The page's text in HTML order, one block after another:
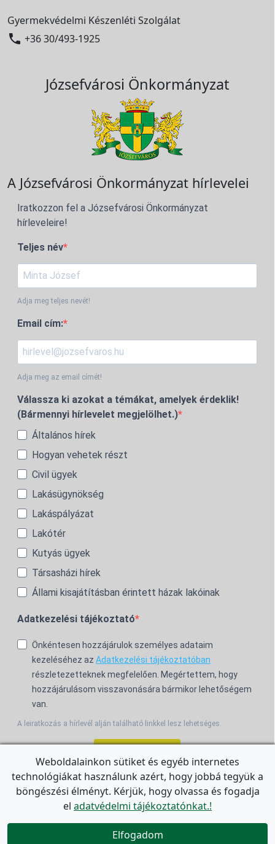
Gyermekvédelmi Készenléti Szolgálat
 +36 30/493-1925
Józsefvárosi Önkormányzat
A Józsefvárosi Önkormányzat hírlevelei
Iratkozzon fel a Józsefvárosi Önkormányzat
hírleveleire!
Teljes név
Adja meg teljes nevét!
Email cím:
Adja meg az email címét!
Válassza ki azokat a témákat, amelyek érdeklik!
(Bármennyi hírlevelet megjelölhet.)
Általános hírek
Hogyan vehetek részt
Civil ügyek
Lakásügynökség
Lakáspályázat
Lakótér
Kutyás ügyek
Társasházi hírek
Állami kisajátításban érintett házak lakóinak
Adatkezelési tájékoztató
Önkéntesen hozzájárulok személyes adataim
kezeléséhez az Adatkezelési tájékoztatóban
részletezetteknek megfelelően. Megértettem, hogy
hozzájárulásom visszavonására bármikor lehetőségem
van.
A leiratkozás a hírlevél alján található linkkel lesz lehetséges.
For the English Newsletter, clickHERE.

Weboldalainkon sütiket és egyéb internetes
technológiákat használunk azért, hogy jobbá tegyük a
böngészési élményt. Kérjük, hogy olvassa és fogadja
el adatvédelmi tájékoztatónkat.!
Elfogadom